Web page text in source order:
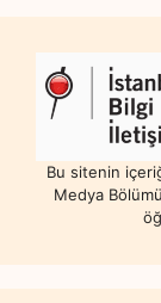
Bu sitenin
Medya